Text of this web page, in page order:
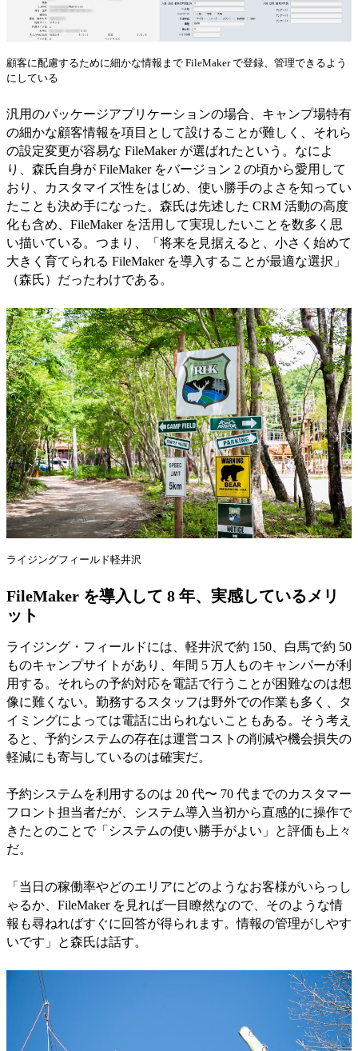
顧客に配慮するために細かな情報まで FileMaker で登録、管理できるよう
にしている
汎用のパッケージアプリケーションの場合、キャンプ場特有
の細かな顧客情報を項目として設けることが難しく、それら
の設定変更が容易な FileMaker が選ばれたという。なによ
り、森氏自身が FileMaker をバージョン 2 の頃から愛用して
おり、カスタマイズ性をはじめ、使い勝手のよさを知ってい
たことも決め手になった。森氏は先述した CRM 活動の高度
化も含め、FileMaker を活用して実現したいことを数多く思
い描いている。つまり、「将来を見据えると、小さく始めて
大きく育てられる FileMaker を導入することが最適な選択」
（森氏）だったわけである。
ライジングフィールド軽井沢
FileMaker を導入して 8 年、実感しているメリ
ット
ライジング・フィールドには、軽井沢で約 150、白馬で約 50
ものキャンプサイトがあり、年間 5 万人ものキャンパーが利
用する。それらの予約対応を電話で行うことが困難なのは想
像に難くない。勤務するスタッフは野外での作業も多く、タ
イミングによっては電話に出られないこともある。そう考え
ると、予約システムの存在は運営コストの削減や機会損失の
軽減にも寄与しているのは確実だ。
予約システムを利用するのは 20 代〜 70 代までのカスタマー
フロント担当者だが、システム導入当初から直感的に操作で
きたとのことで「システムの使い勝手がよい」と評価も上々
だ。
「当日の稼働率やどのエリアにどのようなお客様がいらっし
ゃるか、FileMaker を見れば一目瞭然なので、そのような情
報も尋ねればすぐに回答が得られます。情報の管理がしやす
いです」と森氏は話す。